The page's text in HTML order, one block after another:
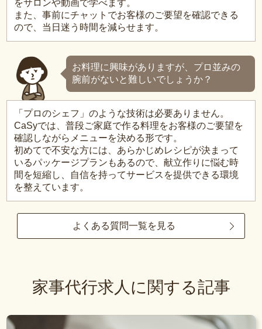
をサロンや動画で学べます。
また、事前にチャットでお客様のご要望を確認できる
ので、当日迷う時間を減らせます。
お料理に興味がありますが、プロ並みの
腕前がないと難しいでしょうか？
「プロのシェフ」のような技術は必要ありません。
CaSyでは、普段ご家庭で作る料理をお客様のご要望を
確認しながらメニューを決める形です。
初めてで不安な方には、あらかじめレシピが決まって
いるパッケージプランもあるので、献立作りに悩む時
間を短縮し、自信を持ってサービスを提供できる環境
を整えています。
よくある質問一覧を見る
家事代行求人に関する記事